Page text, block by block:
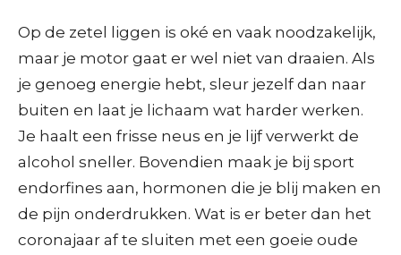
Op de zetel liggen is oké en vaak noodzakelijk,
maar je motor gaat er wel niet van draaien. Als
je genoeg energie hebt, sleur jezelf dan naar
buiten en laat je lichaam wat harder werken.
Je haalt een frisse neus en je lijf verwerkt de
alcohol sneller. Bovendien maak je bij sport
endorfines aan, hormonen die je blij maken en
de pijn onderdrukken. Wat is er beter dan het
coronajaar af te sluiten met een goeie oude